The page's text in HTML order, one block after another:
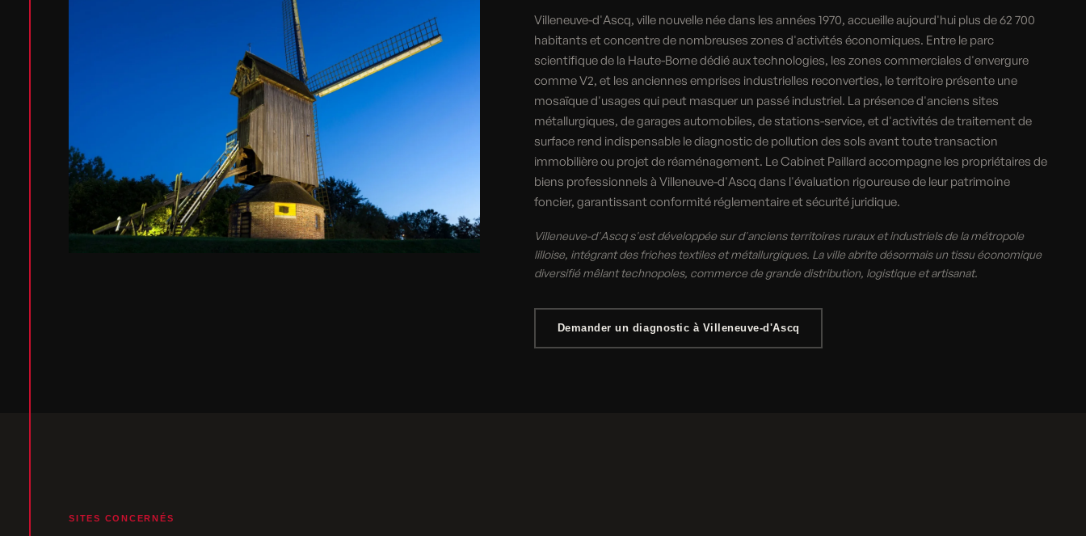
Villeneuve-d'Ascq, ville nouvelle née dans les années 1970, accueille aujourd'hui plus de 62 700
habitants et concentre de nombreuses zones d'activités économiques. Entre le parc
scientifique de la Haute-Borne dédié aux technologies, les zones commerciales d'envergure
comme V2, et les anciennes emprises industrielles reconverties, le territoire présente une
mosaïque d'usages qui peut masquer un passé industriel. La présence d'anciens sites
métallurgiques, de garages automobiles, de stations-service, et d'activités de traitement de
surface rend indispensable le diagnostic de pollution des sols avant toute transaction
immobilière ou projet de réaménagement. Le Cabinet Paillard accompagne les propriétaires de
biens professionnels à Villeneuve-d'Ascq dans l'évaluation rigoureuse de leur patrimoine
foncier, garantissant conformité réglementaire et sécurité juridique.
Villeneuve-d'Ascq s'est développée sur d'anciens territoires ruraux et industriels de la métropole
lilloise, intégrant des friches textiles et métallurgiques. La ville abrite désormais un tissu économique
diversifié mêlant technopoles, commerce de grande distribution, logistique et artisanat.
Demander un diagnostic à Villeneuve-d'Ascq
SITES CONCERNÉS